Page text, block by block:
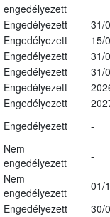
engedélyezett
Engedélyezett
31/
Engedélyezett
15/
Engedélyezett
31/
Engedélyezett
31/
Engedélyezett
Engedélyezett
Engedélyezett -
Nem
engedélyezett
-
Nem
engedélyezett
01/
Engedélyezett
30/